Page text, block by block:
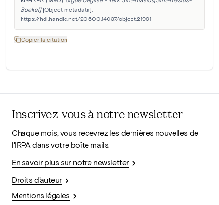
Boekel] [Object metadata].
https://hdl.handle.net/20.500.14037/object.21991
Copier la citation
Inscrivez-vous à notre newsletter
Chaque mois, vous recevrez les dernières nouvelles de
l'IRPA dans votre boîte mails.
En savoir plus sur notre newsletter
Droits d'auteur
Mentions légales